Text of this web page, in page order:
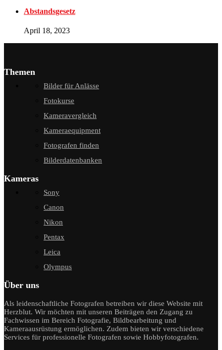
Abstandsgesetz
April 18, 2023
Themen
Bilder für Anlässe
Fotokurse
Kameravergleich
Kameraequipment
Fotografen finden
Bilderdatenbanken
Kameras
Sony
Canon
Nikon
Pentax
Leica
Olympus
Über uns
Als leidenschaftliche Fotografen betreiben wir diese Website mit
Herzblut. Wir möchten mit unseren Beiträgen den Zugang zu
Fachwissen im Bereich Fotografie, Bildbearbeitung und
Kameraausrüstung ermöglichen. Zudem bieten wir verschiedene
Services für professionelle Fotografen sowie Hobbyfotografen.